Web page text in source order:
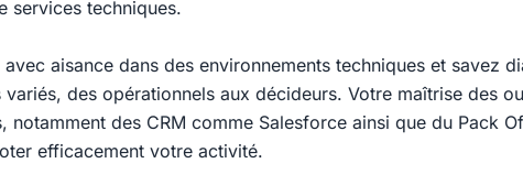
services techniques.
aisance dans des environnements techniques et savez
variés, des opérationnels aux décideurs. Votre maîtrise des
notamment des CRM comme Salesforce ainsi que du Pack
efficacement votre activité.